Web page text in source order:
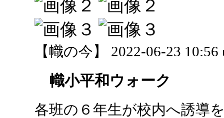
【幟の今】 2022-06-23 10:56
幟小平和ウォーク
各班の６年生が校内へ誘導